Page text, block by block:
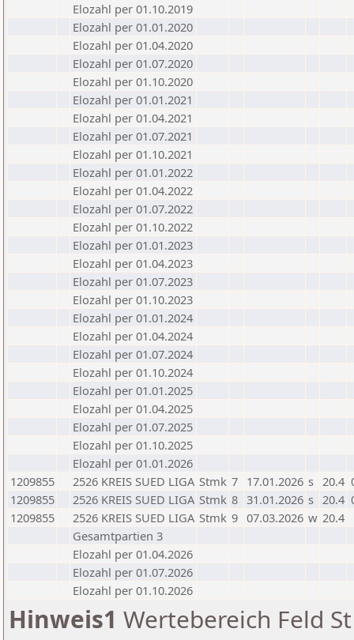
Elozahl per 01.10.2019
Elozahl per 01.01.2020
Elozahl per 01.04.2020
Elozahl per 01.07.2020
Elozahl per 01.10.2020
Elozahl per 01.01.2021
Elozahl per 01.04.2021
Elozahl per 01.07.2021
Elozahl per 01.10.2021
Elozahl per 01.01.2022
Elozahl per 01.04.2022
Elozahl per 01.07.2022
Elozahl per 01.10.2022
Elozahl per 01.01.2023
Elozahl per 01.04.2023
Elozahl per 01.07.2023
Elozahl per 01.10.2023
Elozahl per 01.01.2024
Elozahl per 01.04.2024
Elozahl per 01.07.2024
Elozahl per 01.10.2024
Elozahl per 01.01.2025
Elozahl per 01.04.2025
Elozahl per 01.07.2025
Elozahl per 01.10.2025
Elozahl per 01.01.2026
1209855
2526 KREIS SUED LIGA Stmk 7 17.01.2026 s 20.4
1209855
2526 KREIS SUED LIGA Stmk 8 31.01.2026 s 20.4
1209855
2526 KREIS SUED LIGA Stmk 9 07.03.2026 w 20.4
Gesamtpartien 3
Elozahl per 01.04.2026
Elozahl per 01.07.2026
Elozahl per 01.10.2026
Hinweis1 Wertebereich Feld